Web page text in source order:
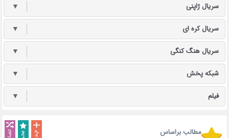
سریال ژاپنی ▼
سریال کره ای ▼
سریال هنگ کنگی ▼
شبکه پخش ▼
فیلم ▼
مطالب براساس